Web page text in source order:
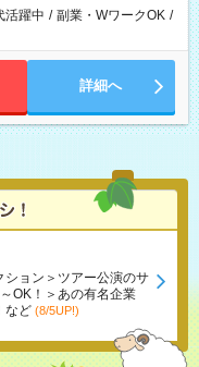
活躍中 / 副業・WワークOK /
詳細へ
ション＞ツアー公演のサ
OK！＞あの有名企業
など (8/5UP!)